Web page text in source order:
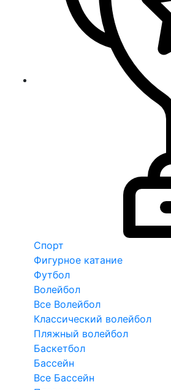
Спорт
Фигурное катание
Футбол
Волейбол
Все Волейбол
Классический волейбол
Пляжный волейбол
Баскетбол
Бассейн
Все Бассейн